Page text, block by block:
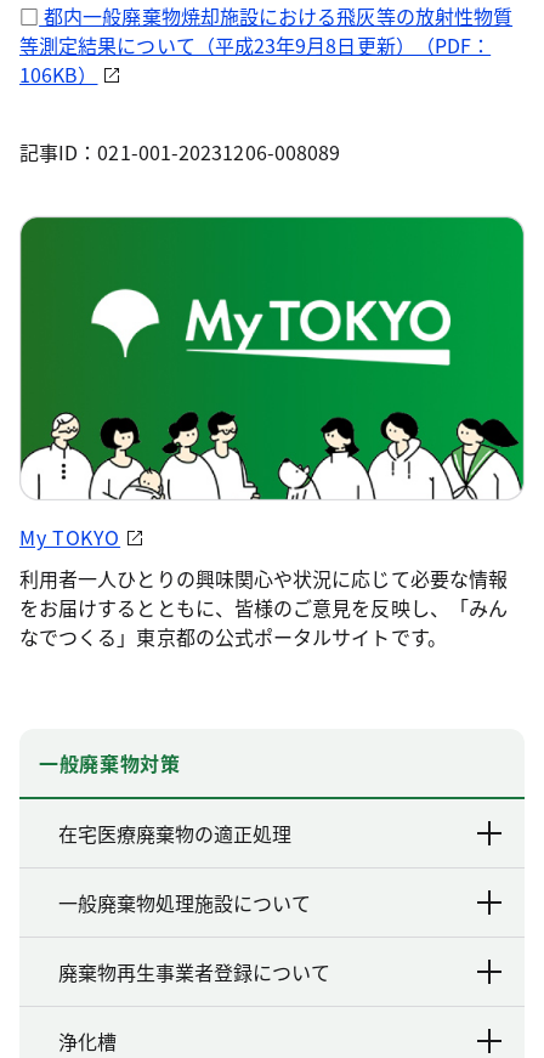
□ 都内一般廃棄物焼却施設における飛灰等の放射性物質
等測定結果について（平成23年9月8日更新）（PDF：
106KB）
記事ID：021-001-20231206-008089
My TOKYO
利用者一人ひとりの興味関心や状況に応じて必要な情報
をお届けするとともに、皆様のご意見を反映し、「みん
なでつくる」東京都の公式ポータルサイトです。
一般廃棄物対策
在宅医療廃棄物の適正処理
一般廃棄物処理施設について
廃棄物再生事業者登録について
浄化槽